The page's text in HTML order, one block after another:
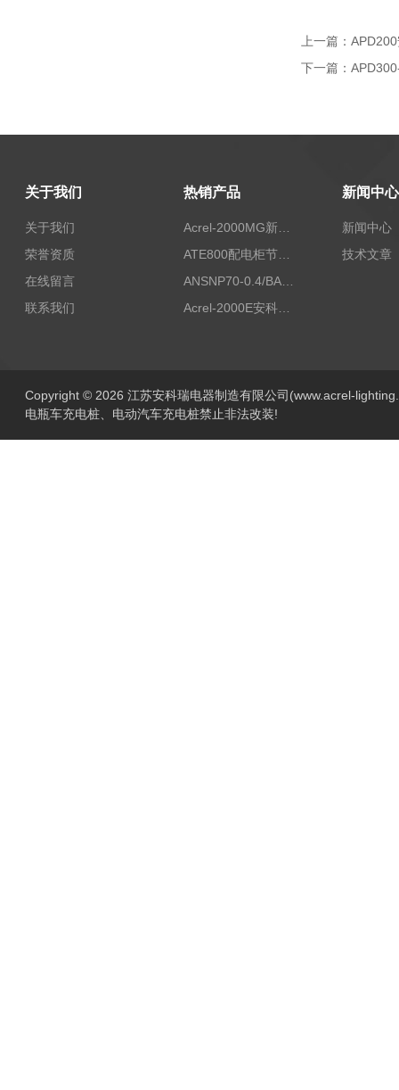
上一篇：
下一篇：
关于我们
关于我们
荣誉资质
在线留言
联系我们
热销产品
Acrel-2000MG新能源消纳安科瑞微电网能量管理系统
ATE800配电柜节点无线测温/表带捆绑/无源感应取电
ANSNP70-0.4/BANSNP中线安防保护器 治理三相不平衡
Acrel-2000E安科瑞Acrel配电室综合监控系统
新闻中心
新闻中心
技术文章
Copyright © 2026 江苏安科瑞电器制造有限公司(www.acrel-
电瓶车充电桩、电动汽车充电桩禁止非法改装!